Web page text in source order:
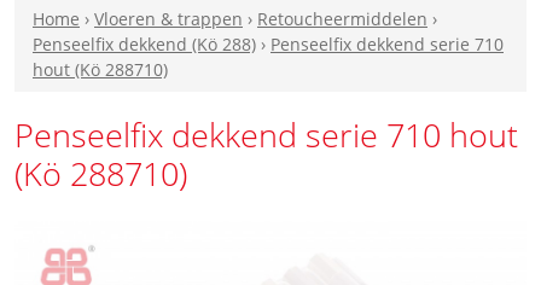
Home › Vloeren & trappen › Retoucheermiddelen ›
Penseelfix dekkend (Kö 288) › Penseelfix dekkend serie 710
hout (Kö 288710)
Penseelfix dekkend serie 710 hout
(Kö 288710)